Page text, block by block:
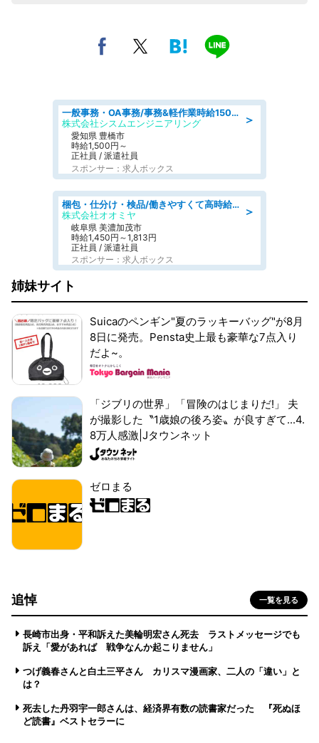
＞
一般事務・OA事務/事務&軽作業時給1500円土日祝休み各種社保完備
株式会社シスムエンジニアリング
愛知県 豊橋市
時給1,500円～
正社員 / 派遣社員
スポンサー：求人ボックス
＞
梱包・仕分け・検品/働きやすくて高時給の仕分け作業長期休暇充実/残業なし
株式会社オオミヤ
岐阜県 美濃加茂市
時給1,450円～1,813円
正社員 / 派遣社員
スポンサー：求人ボックス
姉妹サイト
Suicaのペンギン"夏のラッキーバッグ"が8月
8日に発売。Pensta史上最も豪華な7点入り
だよ~。
「ジブリの世界」「冒険のはじまりだ!」 夫
が撮影した〝1歳娘の後ろ姿〟が良すぎて...4.
8万人感激|Jタウンネット
ゼロまる
追悼 一覧を見る
長崎市出身・平和訴えた美輪明宏さん死去 ラストメッセージでも
訴え「愛があれば 戦争なんか起こりません」
つげ義春さんと白土三平さん カリスマ漫画家、二人の「違い」と
は？
死去した丹羽宇一郎さんは、経済界有数の読書家だった 『死ぬほ
ど読書』ベストセラーに